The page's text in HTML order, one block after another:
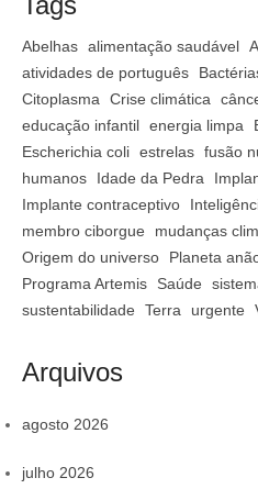
Abelhas alimentação saudável
atividades de português
Citoplasma
Crise climática
educação infantil energia limpa
Escherichia coli estrelas fusão
humanos
Idade da Pedra
Implante contraceptivo
membro ciborgue
mudanças
Origem do universo
Planeta
Programa Artemis
Saúde
sustentabilidade
Terra urgente
Arquivos
agosto 2026
julho 2026